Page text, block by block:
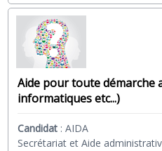
Aide pour toute démarche
informatiques etc...)
Candidat :AIDA
Secrétariat et Aide